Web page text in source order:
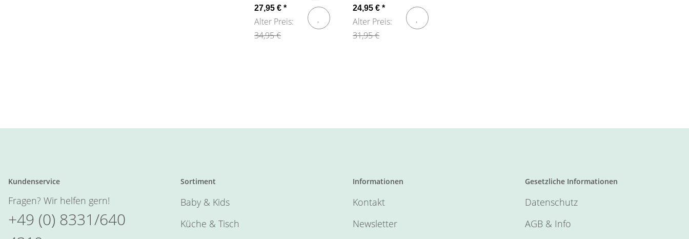
Retro Design
27,95 € *
Alter Preis:
34,95 €
Retro Design
24,95 € *
Alter Preis:
31,95 €
Kundenservice
Fragen? Wir helfen gern!
+49 (0) 8331/640
Sortiment
Baby & Kids
Küche & Tisch
Informationen
Kontakt
Newsletter
Gesetzliche Informationen
Datenschutz
AGB & Info